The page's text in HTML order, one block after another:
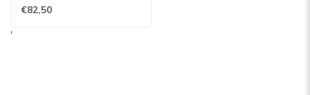
White - 11910
€82,50
'